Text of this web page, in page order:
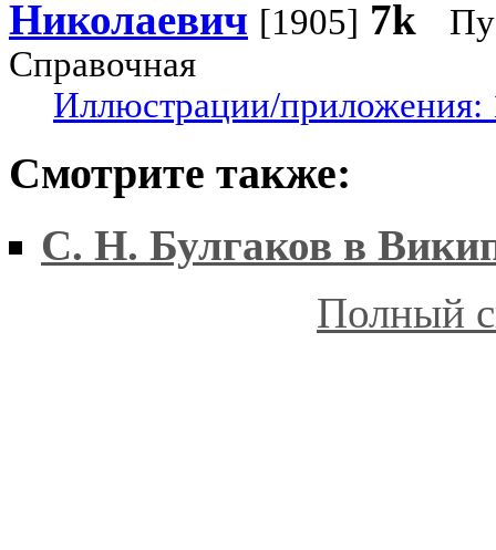
Николаевич [1905] 7k
Справочная
Иллюстрации/приложения:
Смотрите также:
С. Н. Булгаков в
Полный